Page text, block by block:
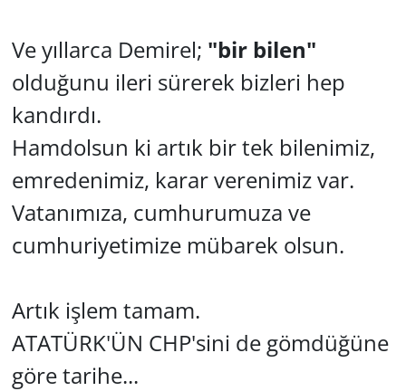
Ve yıllarca Demirel; "bir bilen"
olduğunu ileri sürerek bizleri hep
kandırdı.
Hamdolsun ki artık bir tek bilenimiz,
emredenimiz, karar verenimiz var.
Vatanımıza, cumhurumuza ve
cumhuriyetimize mübarek olsun.
Artık işlem tamam.
ATATÜRK'ÜN CHP'sini de gömdüğüne
göre tarihe...
SİYASET
SPOR
Yerel